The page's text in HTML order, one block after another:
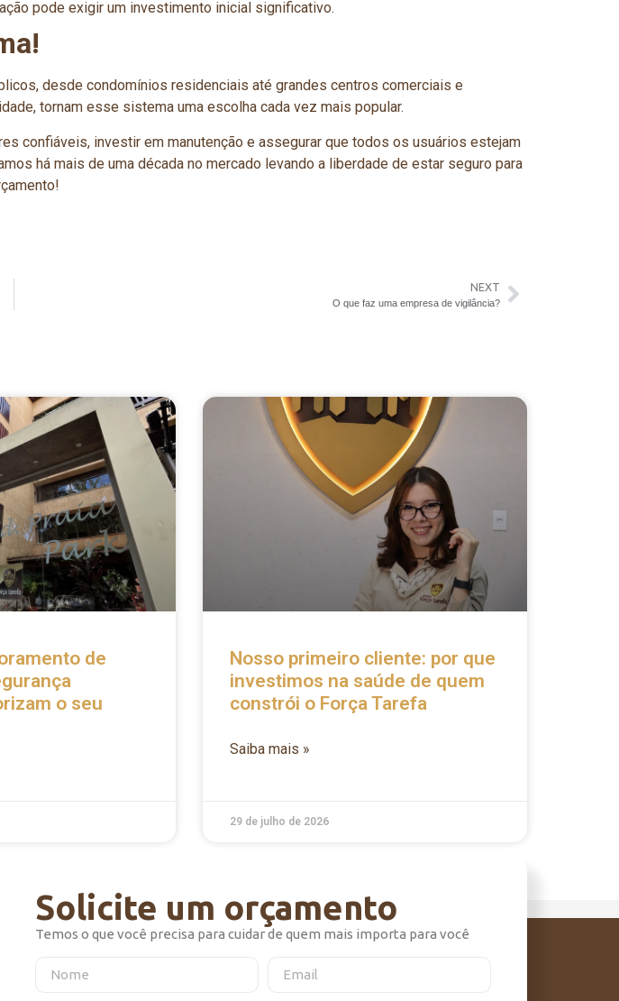
pode exigir um investimento inicial significativo.
desde condomínios residenciais até grandes centros comerciais e
tornam esse sistema uma escolha cada vez mais popular.
confiáveis, investir em manutenção e assegurar que todos os usuários estejam
há mais de uma década no mercado levando a liberdade de estar seguro para
NEXT
O que faz uma empresa de vigilância?
de
o seu
Nosso primeiro cliente: por que
investimos na saúde de quem
constrói o Força Tarefa
Saiba mais »
29 de julho de 2026
Solicite um orçamento
Temos o que você precisa para cuidar de quem mais importa para você